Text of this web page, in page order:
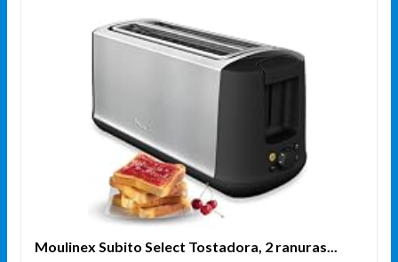
Moulinex Subito Select Tostadora, 2 ranuras...